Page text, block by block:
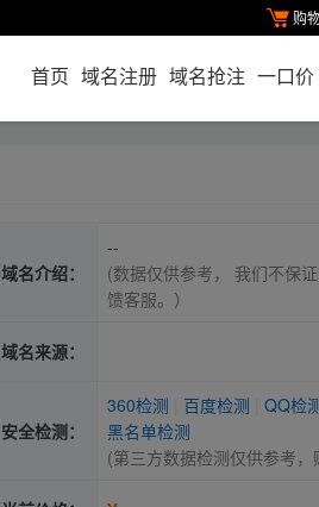
购
首页 域名注册 域名抢注 一口价
域名介绍：
--
(数据仅供参考， 我们不保
馈客服。）
域名来源：
安全检测：
360检测 百度检测
QQ检
黑名单检测
(第三方数据检测仅供参考